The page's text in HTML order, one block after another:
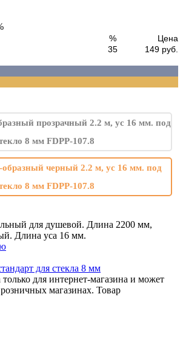
%
Цена
35 149 руб.
для душевой. Длина 2200 мм,
Длина уса 16 мм.
для стекла 8 мм
для интернет-магазина и может
магазинах. Товар